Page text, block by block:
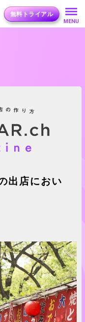
無料トライアル
MENU
出店におい